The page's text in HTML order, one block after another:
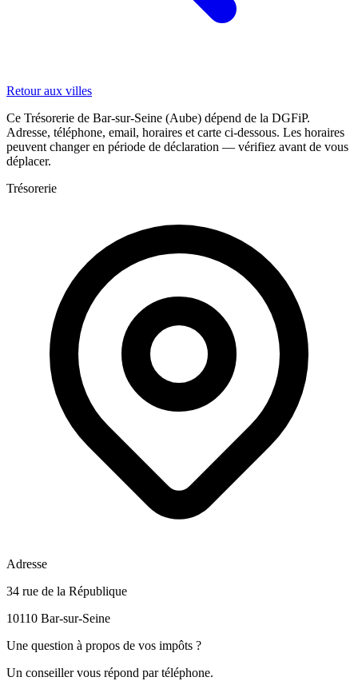
Retour aux villes
Ce Trésorerie de Bar-sur-Seine (Aube) dépend de la DGFiP.
Adresse, téléphone, email, horaires et carte ci-dessous. Les horaires
peuvent changer en période de déclaration — vérifiez avant de vous
déplacer.
Trésorerie
Adresse
34 rue de la République
10110 Bar-sur-Seine
Une question à propos de vos impôts ?
Un conseiller vous répond par téléphone.